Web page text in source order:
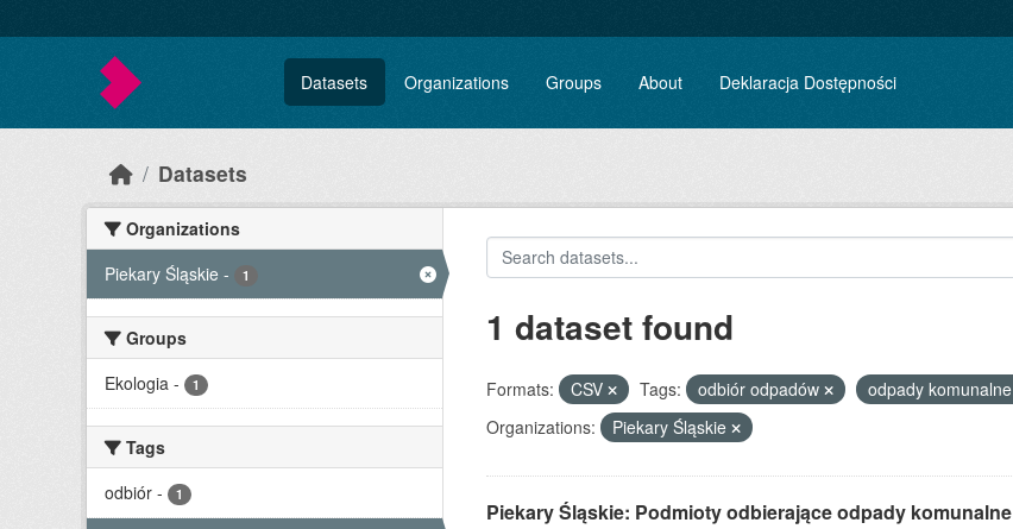
Datasets Organizations Groups About Deklaracja Dostępności
Datasets
Organizations
Piekary Śląskie - 1
Groups
Ekologia - 1
Tags
odbiór - 1
1 dataset found
Formats: CSV Tags: odbiór odpadów
odpady komunalne
Organizations:
Piekary Śląskie
Piekary Śląskie: Podmioty odbierające odpady komunalne